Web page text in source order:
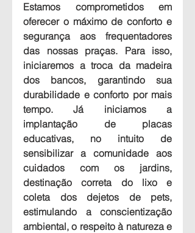
Estamos comprometidos em
oferecer o máximo de conforto e
segurança aos frequentadores
das nossas praças. Para isso,
iniciaremos a troca da madeira
dos bancos, garantindo sua
durabilidade e conforto por mais
tempo. Já iniciamos a
implantação de placas
educativas, no intuito de
sensibilizar a comunidade aos
cuidados com os jardins,
destinação correta do lixo e
coleta dos dejetos de pets,
estimulando a conscientização
ambiental, o respeito à natureza e